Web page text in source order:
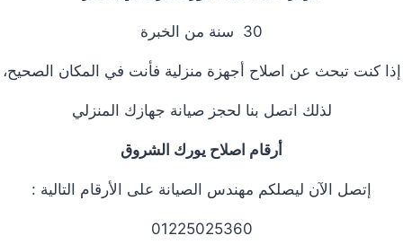
30 سنة من الخبرة
إذا كنت تبحث عن اصلاح أجهزة منزلية فأنت في المكان الصحيح،
لذلك اتصل بنا لحجز صيانة جهازك المنزلي
أرقام اصلاح يورك الشروق
إتصل الآن ليصلكم مهندس الصيانة على الأرقام التالية :
01225025360